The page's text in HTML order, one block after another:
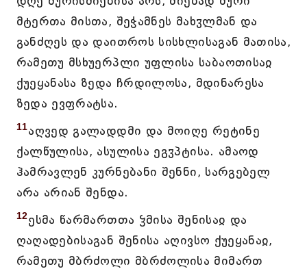
მტერთა მისთა, შეჭამნეს მახჳლმან და
განძღეს და დაითროს სისხლისაგან მათისა,
რამეთუ მსხუერპლი უფლისა საბაოთისაჲ
ქუეყანასა ზედა ჩრდილოსა, მდინარესა
ზედა ევფრატსა.
11აღვედ გალადდმი და მოიღე რეტინე
ქალწულისა, ასულისა ეგჳპტისა. ამაოდ
ჰამრავლენ კურნებანი შენნი, სარგებელ
არა არიან შენდა.
12ესმა წარმართთა ჴმისა შენისაჲ და
ღაღადებისაგან შენისა აღივსო ქუეყანაჲ,
რამეთუ მბრძოლი მბრძოლისა მიმართ